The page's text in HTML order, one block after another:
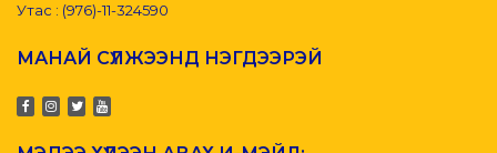
Утас : (976)-11-324590
МАНАЙ СҮЛЖЭЭНД НЭГДЭЭРЭЙ